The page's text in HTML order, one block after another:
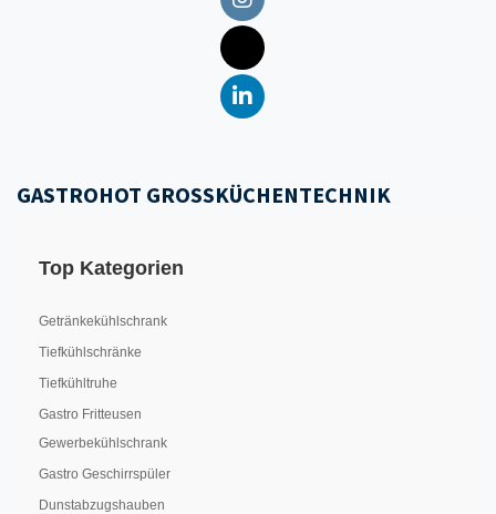
GASTROHOT GROSSKÜCHENTECHNIK
Top Kategorien
Getränkekühlschrank
Tiefkühlschränke
Tiefkühltruhe
Gastro Fritteusen
Gewerbekühlschrank
Gastro Geschirrspüler
Dunstabzugshauben